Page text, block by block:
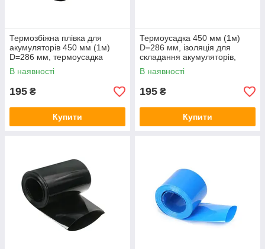
Термозбіжна плівка для
акумуляторів 450 мм (1м)
D=286 мм, термоусадка
В наявності
195 ₴
Купити
Термоусадка 450 мм (1м)
D=286 мм, ізоляція для
складання акумуляторів,
термозбіжна плівка
В наявності
195 ₴
Купити